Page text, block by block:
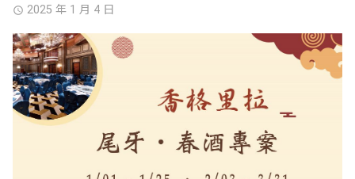
access_time 2025 年 1 月 4 日